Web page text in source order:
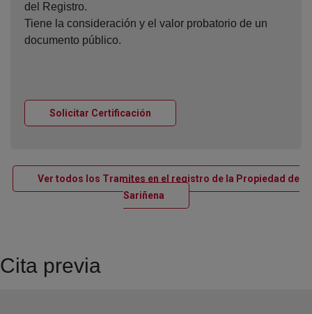
del Registro.
Tiene la consideración y el valor probatorio de un
documento público.
Solicitar Certificación
Ver todos los Tramites en el registro de la Propiedad de
SariñenaVentana nueva
Cita previa